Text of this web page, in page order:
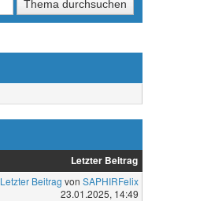
Letzter Beitrag
Letzter Beitrag von SAPHIRFelix
23.01.2025, 14:49